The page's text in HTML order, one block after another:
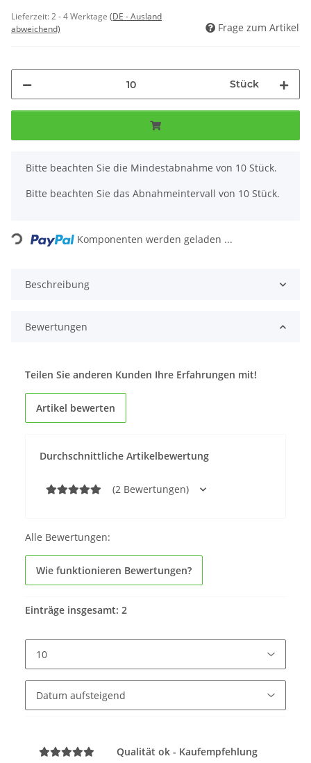
Lieferzeit:2 - 4 Werktage (DE - Ausland
abweichend)
Frage zum Artikel
Stück
x
Bitte beachten Sie die Mindestabnahme von 10 Stück.
Bitte beachten Sie das Abnahmeintervall von 10 Stück.
Loading... Komponenten werden geladen ...
Beschreibung
Bewertungen
Durchschnittliche Artikelbewertung
(2 Bewertungen)
Teilen Sie anderen Kunden Ihre Erfahrungen mit!
Artikel bewerten
Alle Bewertungen:
Wie funktionieren Bewertungen?
Einträge insgesamt: 2
Qualität ok - Kaufempfehlung